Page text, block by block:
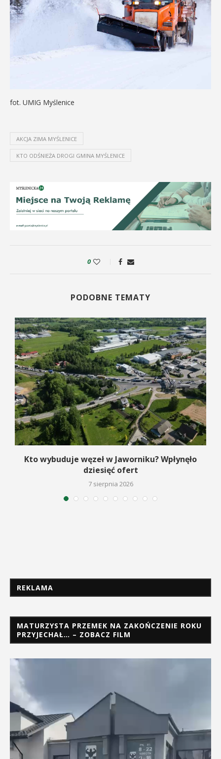
fot. UMIG Myślenice
AKCJA ZIMA MYŚLENICE
KTO ODŚNIEŻA DROGI GMINA MYŚLENICE
0
PODOBNE TEMATY
Kto wybuduje węzeł w Jaworniku? Wpłynęło
dziesięć ofert
7 sierpnia 2026
REKLAMA
MATURZYSTA PRZEMEK NA ZAKOŃCZENIE ROKU
PRZYJECHAŁ… – ZOBACZ FILM
Odtwarzacz